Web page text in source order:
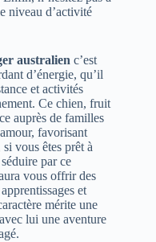
niveau d’activité
australien c’est
d’énergie, qu’il
et activités
Ce chien, fruit
auprès de familles
favorisant
vous êtes prêt à
par ce
vous offrir des
et
mérite une
lui une aventure